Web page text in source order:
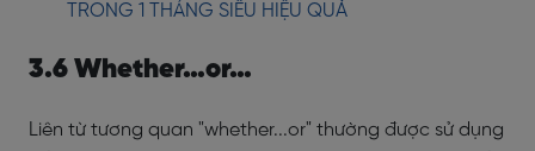
TRONG 1 THÁNG SIÊU HIỆU QUẢ
3.6 Whether…or…
Liên từ tương quan "whether...or" thường được sử dụng